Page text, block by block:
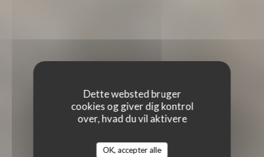
Dette websted bruger
cookies og giver dig kontrol
over, hvad du vil aktivere
OK, accepter alle